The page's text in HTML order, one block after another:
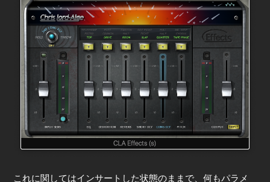
これに関してはインサートした状態のままで、何もパラメ